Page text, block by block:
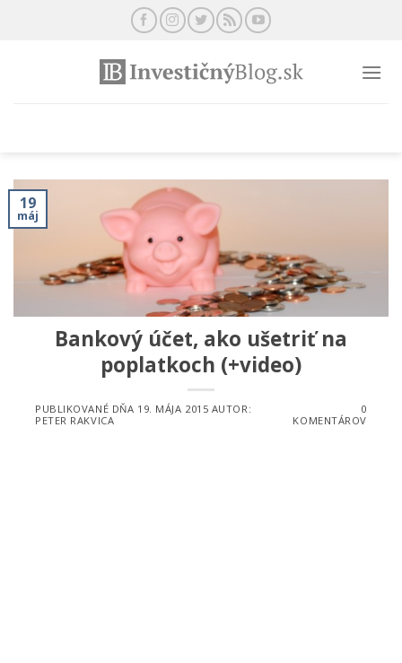
19
máj
Bankový účet, ako ušetriť na
poplatkoch (+video)
PUBLIKOVANÉ DŇA 19. MÁJA 2015 AUTOR:
PETER RAKVICA
0
KOMENTÁROV